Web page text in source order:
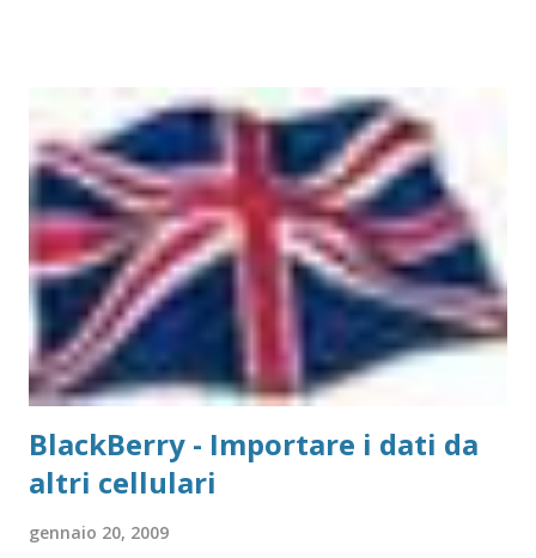
non è necessario scegliere tra moltissimi modelli, ma si
gestisce in modo più semplice. Purtroppo sul Mac non è
possibile (allo stato attuale) collegare print server di tipo
TP-Link, ovvero replicatori di porta USB su Lan, in quanto
non esiste un driver adatto. Detto questo, consideriamo la
stampante che vogliamo collegare al Mac. Il caso che
abbiamo usato nei precedenti post,...
BlackBerry - Importare i dati da
altri cellulari
gennaio 20, 2009